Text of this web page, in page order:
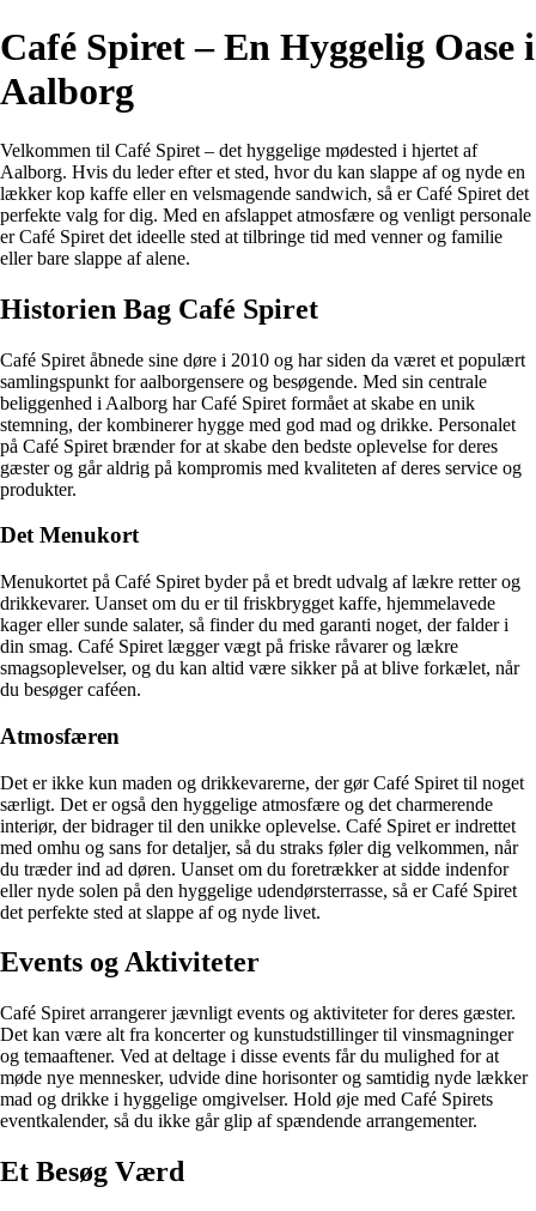
Café Spiret – En Hyggelig Oase i
Aalborg
Velkommen til Café Spiret – det hyggelige mødested i hjertet af
Aalborg. Hvis du leder efter et sted, hvor du kan slappe af og nyde en
lækker kop kaffe eller en velsmagende sandwich, så er Café Spiret det
perfekte valg for dig. Med en afslappet atmosfære og venligt personale
er Café Spiret det ideelle sted at tilbringe tid med venner og familie
eller bare slappe af alene.
Historien Bag Café Spiret
Café Spiret åbnede sine døre i 2010 og har siden da været et populært
samlingspunkt for aalborgensere og besøgende. Med sin centrale
beliggenhed i Aalborg har Café Spiret formået at skabe en unik
stemning, der kombinerer hygge med god mad og drikke. Personalet
på Café Spiret brænder for at skabe den bedste oplevelse for deres
gæster og går aldrig på kompromis med kvaliteten af deres service og
produkter.
Det Menukort
Menukortet på Café Spiret byder på et bredt udvalg af lækre retter og
drikkevarer. Uanset om du er til friskbrygget kaffe, hjemmelavede
kager eller sunde salater, så finder du med garanti noget, der falder i
din smag. Café Spiret lægger vægt på friske råvarer og lækre
smagsoplevelser, og du kan altid være sikker på at blive forkælet, når
du besøger caféen.
Atmosfæren
Det er ikke kun maden og drikkevarerne, der gør Café Spiret til noget
særligt. Det er også den hyggelige atmosfære og det charmerende
interiør, der bidrager til den unikke oplevelse. Café Spiret er indrettet
med omhu og sans for detaljer, så du straks føler dig velkommen, når
du træder ind ad døren. Uanset om du foretrækker at sidde indenfor
eller nyde solen på den hyggelige udendørsterrasse, så er Café Spiret
det perfekte sted at slappe af og nyde livet.
Events og Aktiviteter
Café Spiret arrangerer jævnligt events og aktiviteter for deres gæster.
Det kan være alt fra koncerter og kunstudstillinger til vinsmagninger
og temaaftener. Ved at deltage i disse events får du mulighed for at
møde nye mennesker, udvide dine horisonter og samtidig nyde lækker
mad og drikke i hyggelige omgivelser. Hold øje med Café Spirets
eventkalender, så du ikke går glip af spændende arrangementer.
Et Besøg Værd